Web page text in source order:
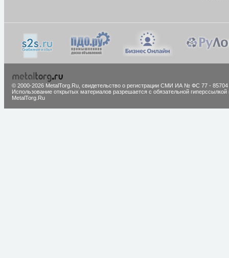
© 2000-2026 MetalTorg.Ru, cвидетельство о регистрации СМИ ИА № ФС 77 - 85704
Использование открытых материалов разрешается с обязательной гиперссылкой
MetalTorg.Ru